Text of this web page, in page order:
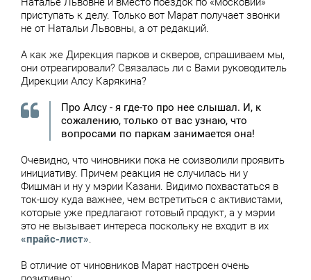
приступать к делу. Только вот Марат получает звонки
не от Натальи Львовны, а от редакций.
А как же Дирекция парков и скверов, спрашиваем мы,
они отреагировали? Связалась ли с Вами руководитель
Дирекции Алсу Карякина?
Про Алсу - я где-то про нее слышал. И, к
сожалению, только от вас узнаю, что
вопросами по паркам занимается она!
Очевидно, что чиновники пока не соизволили проявить
инициативу. Причем реакция не случилась ни у
Фишман и ну у мэрии Казани. Видимо похвастаться в
ток-шоу куда важнее, чем встретиться с активистами,
которые уже предлагают готовый продукт, а у мэрии
это не вызывает интереса поскольку не входит в их
«прайс-лист».
В отличие от чиновников Марат настроен очень